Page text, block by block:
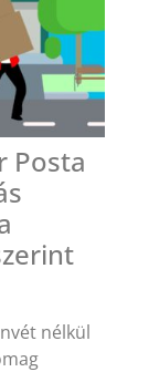
Posta
nélkül